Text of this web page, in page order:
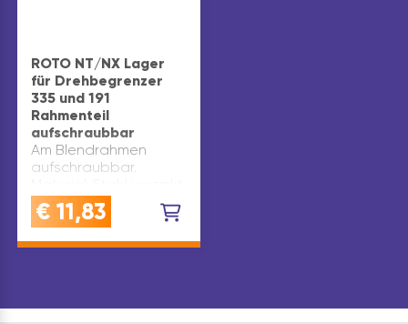
ROTO NT/NX Lager
für Drehbegrenzer
335 und 191
Rahmenteil
aufschraubbar
Am Blendrahmen
aufschraubbar.
silberfärbig
Werksnummer: 264625
universal
€ 11,83